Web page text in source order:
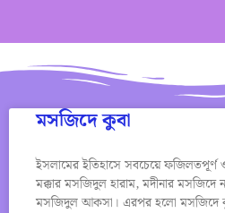
মসজিদে কুবা
ইসলামের ইতিহাসে সবচেয়ে ফজিলতপূর্ণ
মক্কার মসজিদুল হারাম, মদীনার
মসজিদুল আকসা। এরপর হলো মসজিদে